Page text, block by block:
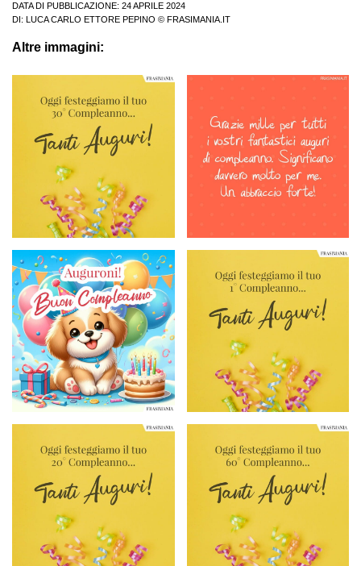
DATA DI PUBBLICAZIONE: 24 APRILE 2024
DI:
LUCA CARLO ETTORE PEPINO © FRASIMANIA.IT
Altre immagini: